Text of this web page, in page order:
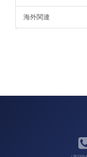
海外関連